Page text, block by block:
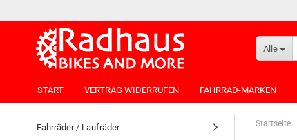
Alle
START VERTRAG WIDERRUFEN FAHRRAD-MARKEN
Startseite
Fahrräder / Laufräder